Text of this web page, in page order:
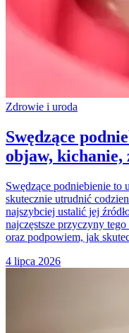
Zdrowie i uroda
Swędzące
objaw, kichanie,
Swędzące podniebienie
skutecznie utrudnić
najszybciej ustalić jej
najczęstsze przyczyny
oraz podpowiem, jak
4 lipca 2026